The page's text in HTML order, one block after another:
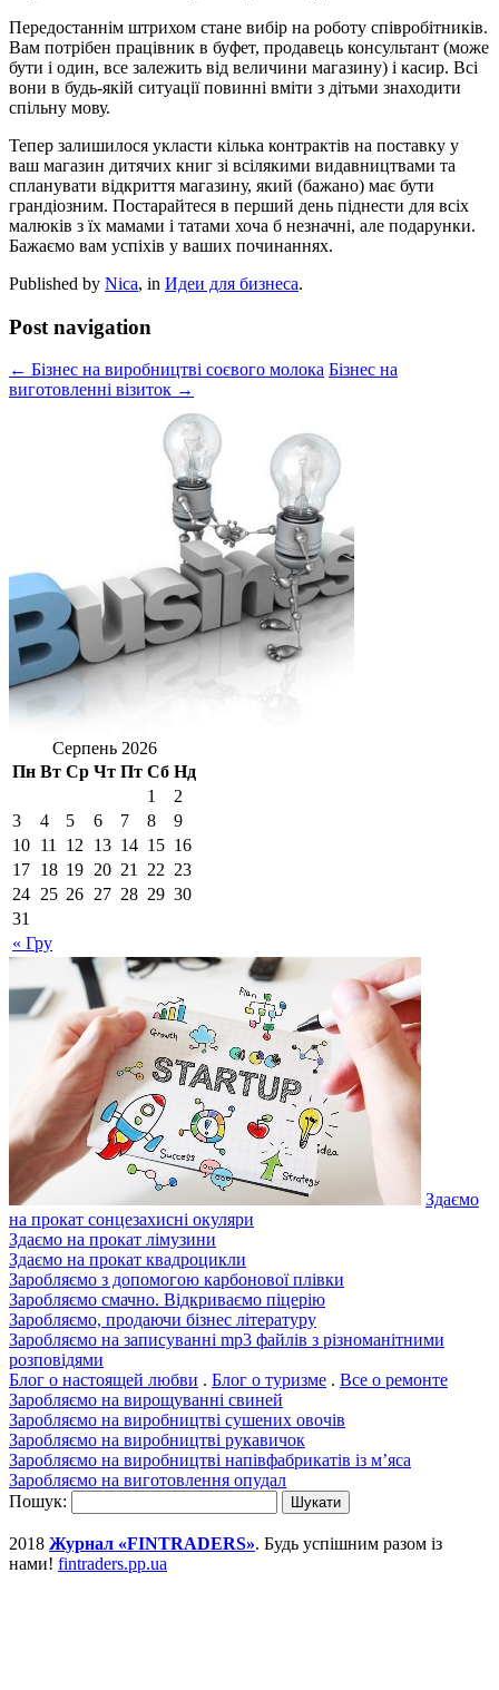
Передостаннім штрихом стане вибір на роботу співробітників.
Вам потрібен працівник в буфет, продавець консультант (може
бути і один, все залежить від величини магазину) і касир. Всі
вони в будь-якій ситуації повинні вміти з дітьми знаходити
спільну мову.
Тепер залишилося укласти кілька контрактів на поставку у
ваш магазин дитячих книг зі всілякими видавництвами та
спланувати відкриття магазину, який (бажано) має бути
грандіозним. Постарайтеся в перший день піднести для всіх
малюків з їх мамами і татами хоча б незначні, але подарунки.
Бажаємо вам успіхів у ваших починаннях.
Published by Nica, in Идеи для бизнеса.
Post navigation
← Бізнес на виробництві соєвого молока Бізнес на
виготовленні візиток →
Серпень 2026
Пн Вт Ср Чт Пт Сб Нд
« Гру
1
2
3
4 5 6 7 8
9
10 11 12 13 14 15 16
17 18 19 20 21 22 23
24 25 26 27 28 29 30
31
Здаємо
на прокат сонцезахисні окуляри
Здаємо на прокат лімузини
Здаємо на прокат квадроцикли
Заробляємо з допомогою карбонової плівки
Заробляємо смачно. Відкриваємо піцерію
Заробляємо, продаючи бізнес літературу
Заробляємо на записуванні mp3 файлів з різноманітними
розповідями
Блог о настоящей любви . Блог о туризме . Все о ремонте
Заробляємо на вирощуванні свиней
Заробляємо на виробництві сушених овочів
Заробляємо на виробництві рукавичок
Заробляємо на виробництві напівфабрикатів із м’яса
Заробляємо на виготовлення опудал
Пошук:
2018 Журнал «FINTRADERS». Будь успішним разом із
нами! fintraders.pp.ua